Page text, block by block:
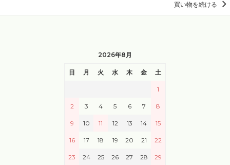
買い物を続ける
2026年8月
日 月 火 水 木 金 土
1
2 3 4 5 6 7 8
9 10 11 12 13 14 15
16 17 18 19 20 21 22
23 24 25 26 27 28 29